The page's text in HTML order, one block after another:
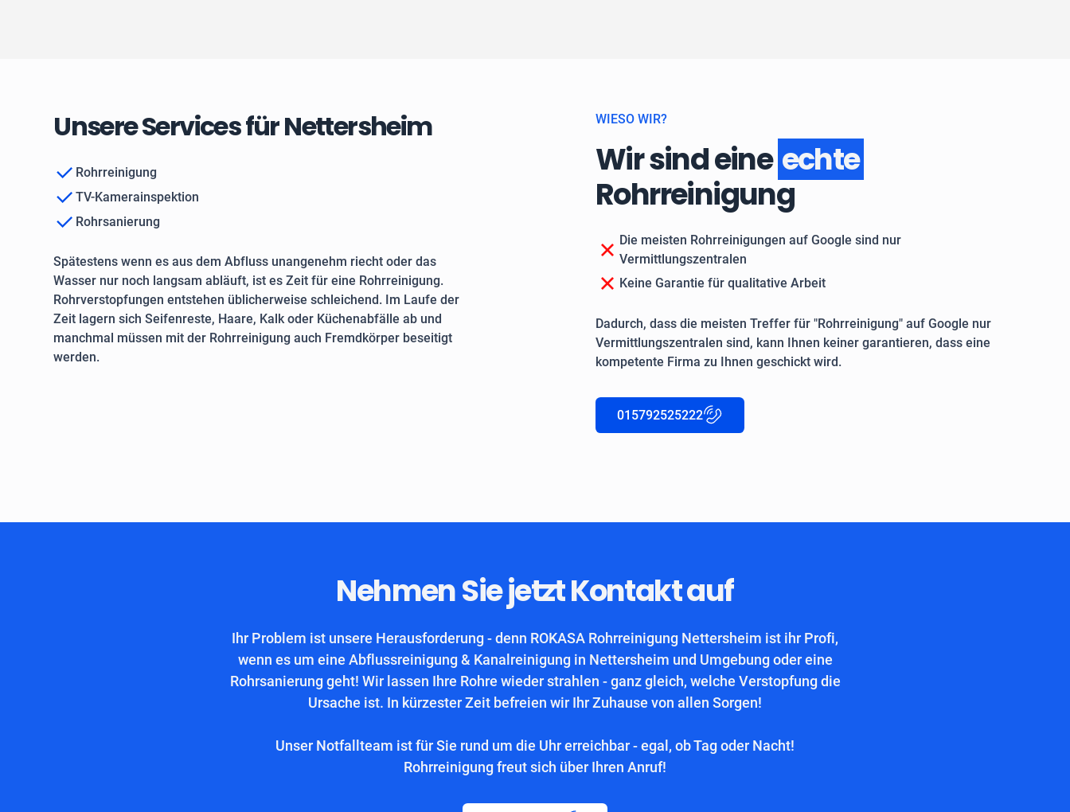
Unsere Services für Nettersheim
Rohrreinigung
TV-Kamerainspektion
Rohrsanierung
Spätestens wenn es aus dem Abfluss unangenehm riecht oder das
Wasser nur noch langsam abläuft, ist es Zeit für eine Rohrreinigung.
Rohrverstopfungen entstehen üblicherweise schleichend. Im Laufe der
Zeit lagern sich Seifenreste, Haare, Kalk oder Küchenabfälle ab und
manchmal müssen mit der Rohrreinigung auch Fremdkörper beseitigt
werden.
WIESO WIR?
Wir sind eine echte
Rohrreinigung
Die meisten Rohrreinigungen auf Google sind nur
Vermittlungszentralen
Keine Garantie für qualitative Arbeit
Dadurch, dass die meisten Treffer für "Rohrreinigung" auf Google nur
Vermittlungszentralen sind, kann Ihnen keiner garantieren, dass eine
kompetente Firma zu Ihnen geschickt wird.
015792525222
Nehmen Sie jetzt Kontakt auf
Ihr Problem ist unsere Herausforderung - denn ROKASA Rohrreinigung Nettersheim ist ihr Profi,
wenn es um eine Abflussreinigung & Kanalreinigung in Nettersheim und Umgebung oder eine
Rohrsanierung geht! Wir lassen Ihre Rohre wieder strahlen - ganz gleich, welche Verstopfung die
Ursache ist. In kürzester Zeit befreien wir Ihr Zuhause von allen Sorgen!
Unser Notfallteam ist für Sie rund um die Uhr erreichbar - egal, ob Tag oder Nacht!
Rohrreinigung freut sich über Ihren Anruf!